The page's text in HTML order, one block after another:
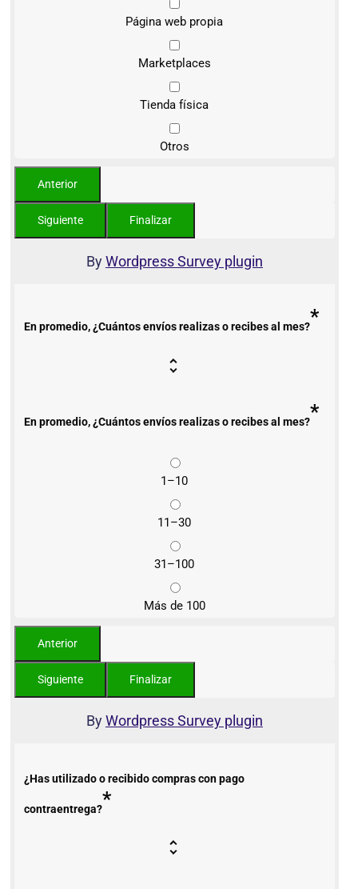
Página web propia
Marketplaces
Tienda física
Otros
ByWordpress Survey plugin
En promedio, ¿Cuántos envíos realizas o recibes al mes?*
En promedio, ¿Cuántos envíos realizas o recibes al mes?*
1–10
11–30
31–100
Más de 100
ByWordpress Survey plugin
¿Has utilizado o recibido compras con pago
contraentrega?*